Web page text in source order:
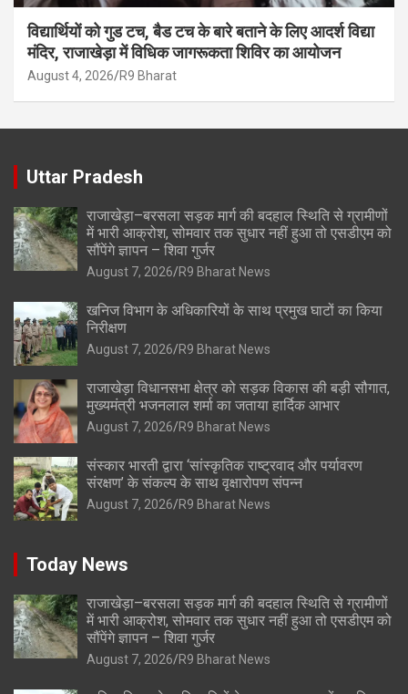
विद्यार्थियों को गुड टच, बैड टच के बारे बताने के लिए आदर्श विद्या
मंदिर, राजाखेड़ा में विधिक जागरूकता शिविर का आयोजन
August 4, 2026 R9 Bharat
Uttar Pradesh
राजाखेड़ा–बरसला सड़क मार्ग की बदहाल स्थिति से ग्रामीणों
में भारी आक्रोश, सोमवार तक सुधार नहीं हुआ तो एसडीएम को
सौंपेंगे ज्ञापन – शिवा गुर्जर
August 7, 2026 R9 Bharat News
खनिज विभाग के अधिकारियों के साथ प्रमुख घाटों का किया
निरीक्षण
August 7, 2026 R9 Bharat News
राजाखेड़ा विधानसभा क्षेत्र को सड़क विकास की बड़ी सौगात,
मुख्यमंत्री भजनलाल शर्मा का जताया हार्दिक आभार
August 7, 2026 R9 Bharat News
संस्कार भारती द्वारा ‘सांस्कृतिक राष्ट्रवाद और पर्यावरण
संरक्षण’ के संकल्प के साथ वृक्षारोपण संपन्न
August 7, 2026 R9 Bharat News
Today News
राजाखेड़ा–बरसला सड़क मार्ग की बदहाल स्थिति से ग्रामीणों
में भारी आक्रोश, सोमवार तक सुधार नहीं हुआ तो एसडीएम को
सौंपेंगे ज्ञापन – शिवा गुर्जर
August 7, 2026 R9 Bharat News